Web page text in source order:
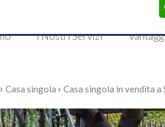
I Nostri Servizi
› Casa singola › Casa singola in vendita